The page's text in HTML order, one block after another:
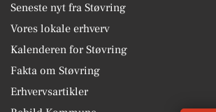
Seneste nyt fra Støvring
Vores lokale erhverv
Kalenderen for Støvring
Fakta om Støvring
Erhvervsartikler